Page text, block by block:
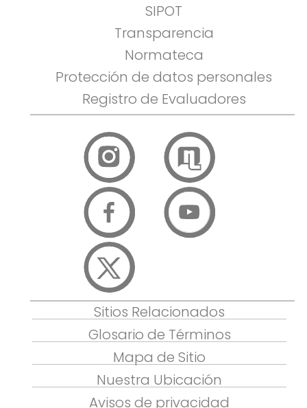
SIPOT
Transparencia
Normateca
Protección de datos personales
Registro de Evaluadores
Sitios Relacionados
Glosario de Términos
Mapa de Sitio
Nuestra Ubicación
Avisos de privacidad